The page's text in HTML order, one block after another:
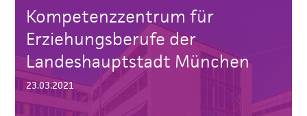
Kompetenzzentrum für
Erziehungsberufe der
Landeshauptstadt München
23.03.2021